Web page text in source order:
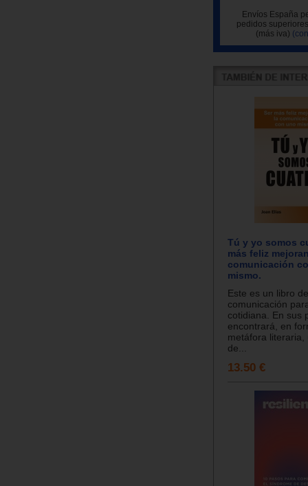
Envíos España
pedidos
(más iva)
Tú y yo somos
más feliz
comunicación
mismo.
Este es un libro de
comunicación
cotidiana. En sus
encontrará, en
metáfora literaria,
de...
13.50 €